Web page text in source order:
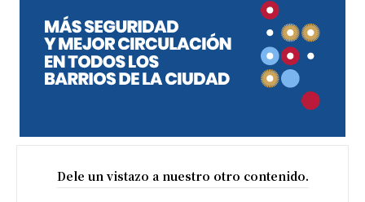
Dele un vistazo a nuestro otro contenido.